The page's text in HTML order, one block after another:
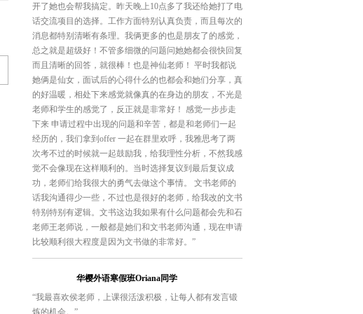
开了她也会帮我搞定。昨天晚上10点多了我还给她打了电
话交流项目的选择。工作方面特别认真负责，而且每次的
消息都特别清晰有条理。我俩更多的也是朋友了的感觉，
总之就是超级好！不管多细微的问题问她她都会很快回复
而且清晰的回答，就很棒！也是神仙老师！ 平时我都说
她俩是仙女，面试后的心得什么的也都会和她们分享，真
的好温暖，相处下来感觉就像真的在身边的朋友，不光是
老师和学生的感觉了，反正就是非常好！ 感觉一步步走
下来 申请过程中出现的问题和辛苦，都是和老师们一起
经历的，我们拿到offer 一起在群里欢呼，我雅思考了两
次考不过的时候就一起鼓励我，给我理性分析，不然我感
觉不会像现在这样顺利的。当时选择复议到最后复议成
功，老师们给我很大的勇气去做这个事情。 文书老师的
话我沟通得少一些，不过也是很好的老师，给我改的文书
特别特别有逻辑。文书这边我如果有什么问题都会先和石
老师王老师说，一般都是她们和文书老师沟通，现在申请
比较顺利很大程度是因为文书做的非常好。”
华樱外语寒假班Oriana同学
“我最喜欢侯老师，上课很活泼积极，让每人都有发言锻
炼的机会。”